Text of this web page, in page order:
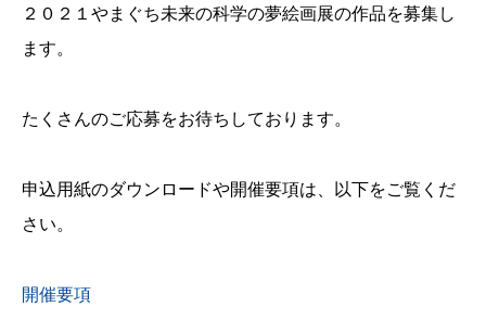
２０２１やまぐち未来の科学の夢絵画展の作品を募集し
ます。
たくさんのご応募をお待ちしております。
申込用紙のダウンロードや開催要項は、以下をご覧くだ
さい。
開催要項